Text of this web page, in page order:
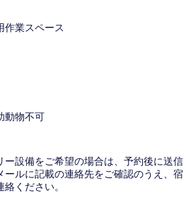
作業スペース
動物不可
ー設備をご希望の場合は、予約後に送信
ールに記載の連絡先をご確認のうえ、宿
ください。